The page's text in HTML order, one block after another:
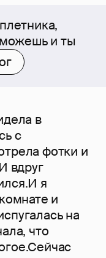
можешь и ты
в
с
фотки и
вдруг
я
и
на
что